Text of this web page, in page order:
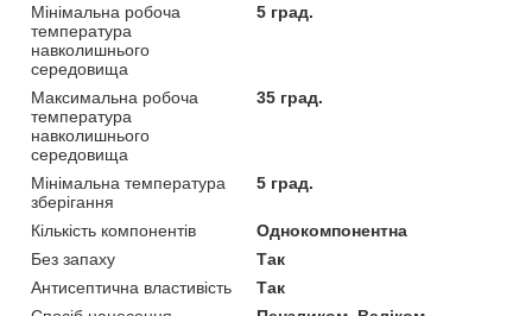
Мінімальна робоча
температура
навколишнього
середовища
5 град.
Максимальна робоча
температура
навколишнього
середовища
35 град.
Мінімальна температура
зберігання
5 град.
Кількість компонентів
Однокомпонентна
Без запаху
Так
Антисептична властивість
Так